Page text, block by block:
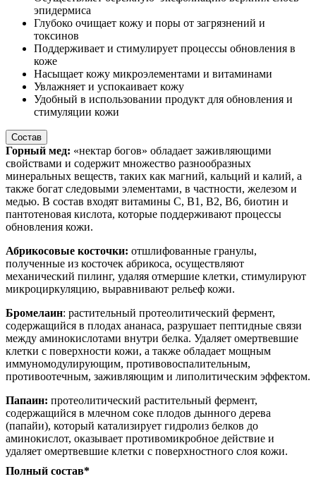
эпидермиса
Глубоко очищает кожу и поры от загрязнений и
токсинов
Поддерживает и стимулирует процессы обновления в
коже
Насыщает кожу микроэлементами и витаминами
Увлажняет и успокаивает кожу
Удобный в использовании продукт для обновления и
стимуляции кожи
Состав
Горный мед: «нектар богов» обладает заживляющими
свойствами и содержит множество разнообразных
минеральных веществ, таких как магний, кальций и калий, а
также богат следовыми элементами, в частности, железом и
медью. В состав входят витамины C, B1, B2, B6, биотин и
пантотеновая кислота, которые поддерживают процессы
обновления кожи.
Абрикосовые косточки: отшлифованные гранулы,
полученные из косточек абрикоса, осуществляют
механический пилинг, удаляя отмершие клетки, стимулируют
микроциркуляцию, выравнивают рельеф кожи.
Бромелаин: растительный протеолитический фермент,
содержащийся в плодах ананаса, разрушает пептидные связи
между аминокислотами внутри белка. Удаляет омертвевшие
клетки с поверхности кожи, а также обладает мощным
иммуномодулирующим, противовоспалительным,
противоотечным, заживляющим и липолитическим эффектом.
Папаин: протеолитический растительный фермент,
содержащийся в млечном соке плодов дынного дерева
(папайи), который катализирует гидролиз белков до
аминокислот, оказывает противомикробное действие и
удаляет омертвевшие клетки с поверхностного слоя кожи.
Полный состав*